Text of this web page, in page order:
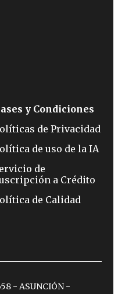
y Condiciones
de Privacidad
de uso de la IA
de
a Crédito
de Calidad
- ASUNCIÓN -